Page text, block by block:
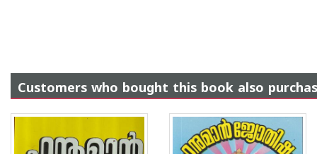
Customers who bought this book also